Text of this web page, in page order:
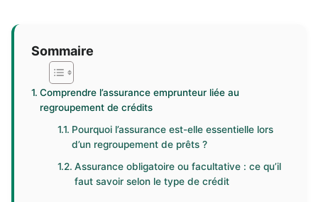
Sommaire
Comprendre l’assurance emprunteur liée au
regroupement de crédits
Pourquoi l’assurance est-elle essentielle lors
d’un regroupement de prêts ?
Assurance obligatoire ou facultative : ce qu’il
faut savoir selon le type de crédit